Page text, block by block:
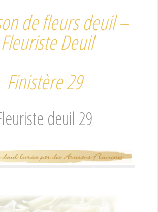
de fleurs deuil –
Fleuriste Deuil
Finistère 29
deuil 29